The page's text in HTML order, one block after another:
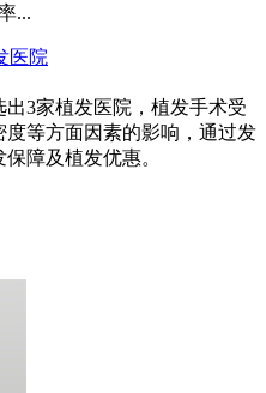
...
医院
3家植发医院，植发手术受
等方面因素的影响，通过发
障及植发优惠。